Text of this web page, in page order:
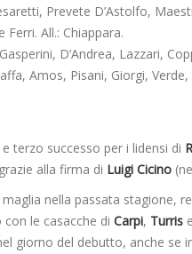
Prevete D’Astolfo,
Ferri. All.: Chiappara.
D’Andrea, Lazzari,
Amos, Pisani, Giorgi,
terzo successo per i lidensi di
alla firma di Luigi Cicino
nella passata stagione,
le casacche di Carpi, Turris e
giorno del debutto, anche se